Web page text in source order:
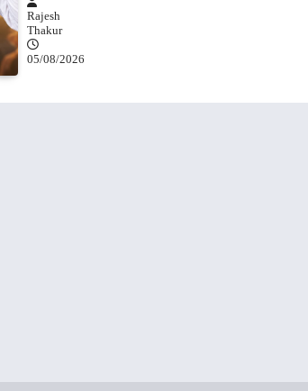
Rajesh
Thakur
05/08/2026